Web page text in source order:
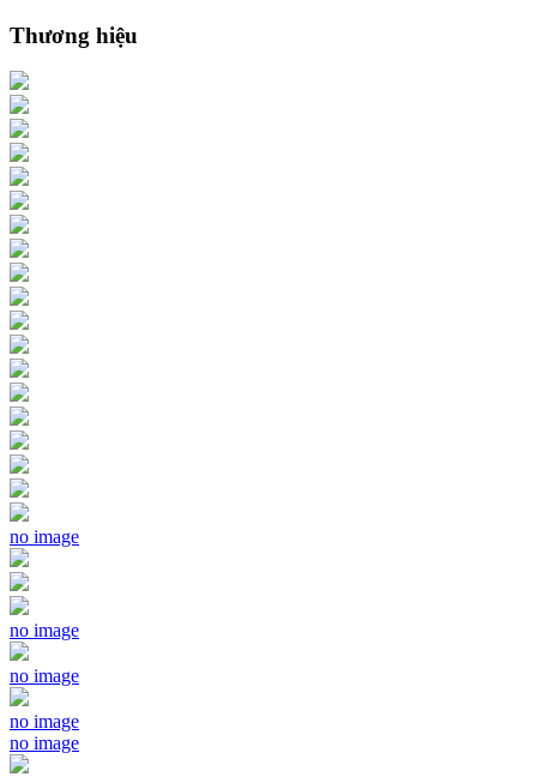
Thương hiệu
no image
no image
no image
no image
no image